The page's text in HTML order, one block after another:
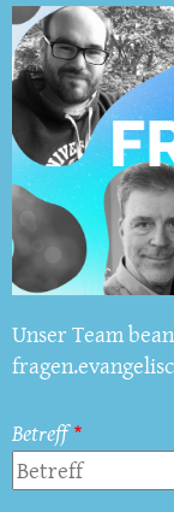
Unser Team
Betreff